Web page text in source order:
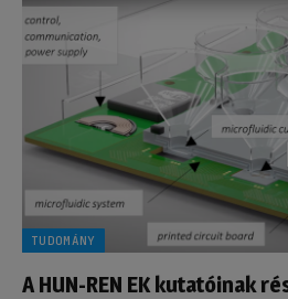
TUDOMÁNY
A HUN-REN EK kutatóinak